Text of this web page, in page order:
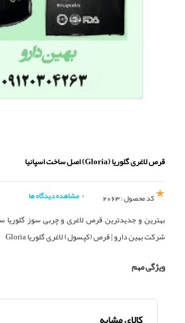
قرص لاغری گلوریا (Gloria) اصل ساخت اسپانیا
کد محصول : 2063 مشاهده دیدگاه ها
بهترین و جدیدترین قرص لاغری و چربی سوز گلوریا
شرکت بهین دارو | قرص (کپسول) لاغری گلوریا Gloria
ویژگی مهم